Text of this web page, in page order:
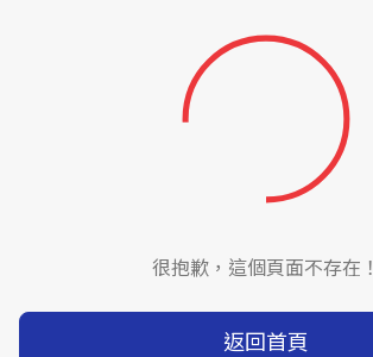
很抱歉，這個頁面不存在！
返回首頁